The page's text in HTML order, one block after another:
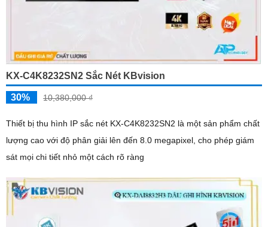
KX-C4K8232SN2 Sắc Nét KBvision
30% 10,380,000 ₫
Thiết bị thu hình IP sắc nét KX-C4K8232SN2 là một sản phẩm chất
lượng cao với độ phân giải lên đến 8.0 megapixel, cho phép giám
sát mọi chi tiết nhỏ một cách rõ ràng